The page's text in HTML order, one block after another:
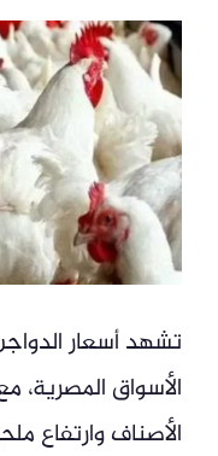
تشهد أسعار
الأسواق
الأصناف وارتفاع